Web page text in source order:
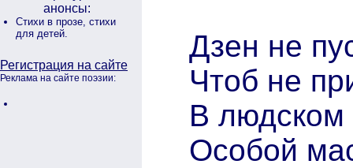
анонсы:
Стихи в прозе, стихи
для детей.
Регистрация на сайте
Реклама на сайте поэзии:
Дзен не
Чтоб не
В людском
Особой